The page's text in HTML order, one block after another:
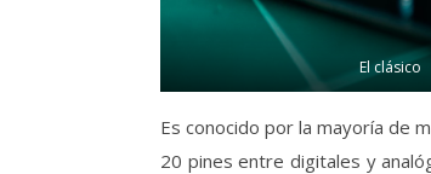
El clásico
Es conocido por la mayoría de
20 pines entre digitales y